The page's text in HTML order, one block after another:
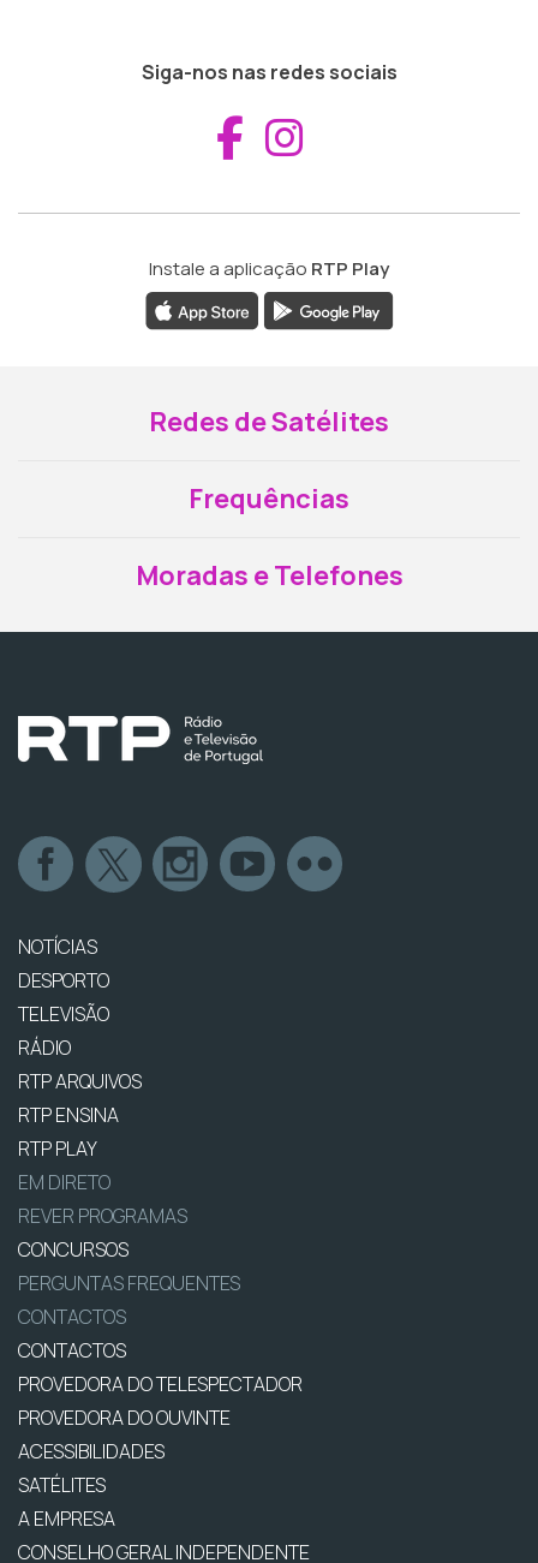
Siga-nos nas redes sociais
Aceder ao
Instale a aplicação RTP Play
Redes de Satélites
Frequências
Moradas e Telefones
NOTÍCIAS
DESPORTO
TELEVISÃO
RÁDIO
RTP ARQUIVOS
RTP ENSINA
RTP PLAY
EM DIRETO
REVER PROGRAMAS
CONCURSOS
PERGUNTAS FREQUENTES
CONTACTOS
CONTACTOS
PROVEDORA DO TELESPECTADOR
PROVEDORA DO OUVINTE
ACESSIBILIDADES
SATÉLITES
A EMPRESA
CONSELHO GERAL INDEPENDENTE